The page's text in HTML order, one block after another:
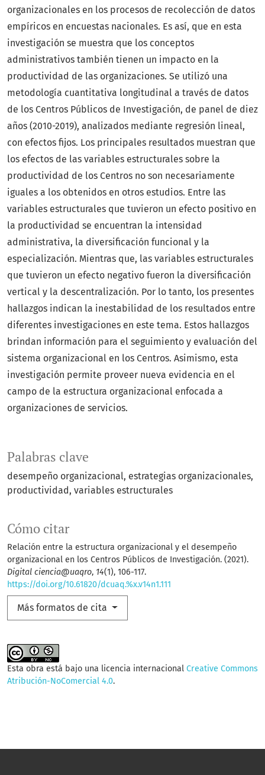
Palabras clave
desempeño organizacional estrategias organizacionales
productividad variables estructurales
Cómo citar
Relación entre la estructura organizacional y el desempeño
organizacional en los Centros Públicos de Investigación. (2021).
Digital ciencia@uaqro, 14(1), 106-117.
https://doi.org/10.61820/dcuaq.%x.v14n1.111
Más formatos de cita
organizacionales en los procesos de recolección de datos
empíricos en encuestas nacionales. Es así, que en esta
investigación se muestra que los conceptos
administrativos también tienen un impacto en la
productividad de las organizaciones. Se utilizó una
metodología cuantitativa longitudinal a través de datos
de los Centros Públicos de Investigación, de panel de diez
años (2010-2019), analizados mediante regresión lineal,
con efectos fijos. Los principales resultados muestran que
los efectos de las variables estructurales sobre la
productividad de los Centros no son necesariamente
iguales a los obtenidos en otros estudios. Entre las
variables estructurales que tuvieron un efecto positivo en
la productividad se encuentran la intensidad
administrativa, la diversificación funcional y la
especialización. Mientras que, las variables estructurales
que tuvieron un efecto negativo fueron la diversificación
vertical y la descentralización. Por lo tanto, los presentes
hallazgos indican la inestabilidad de los resultados entre
diferentes investigaciones en este tema. Estos hallazgos
brindan información para el seguimiento y evaluación del
sistema organizacional en los Centros. Asimismo, esta
investigación permite proveer nueva evidencia en el
campo de la estructura organizacional enfocada a
organizaciones de servicios.
Esta obra está bajo una licencia internacional Creative Commons
Atribución-NoComercial 4.0.